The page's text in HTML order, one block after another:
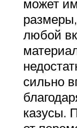
может
любой
сильно
казусы.